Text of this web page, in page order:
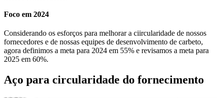
Foco em 2024
Considerando os esforços para melhorar a ciircularidade de nossos
fornecedores e de nossas equipes de desenvolvimento de carbeto,
agora definimos a meta para 2024 em 55% e revisamos a meta para
2025 em 60%.
Aço para circularidade do fornecimento